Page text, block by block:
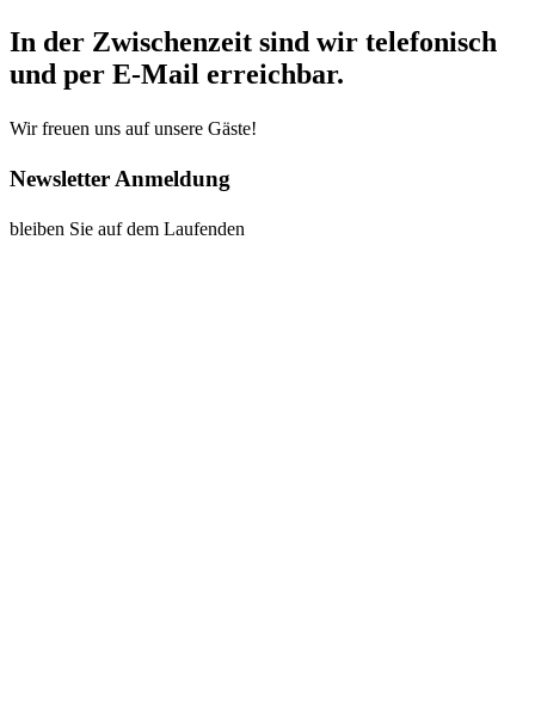
In der Zwischenzeit sind wir telefonisch
und per E-Mail erreichbar.
Wir freuen uns auf unsere Gäste!
Newsletter Anmeldung
bleiben Sie auf dem Laufenden